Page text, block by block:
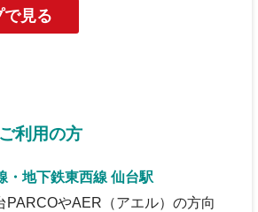
見る
利用の方
・地下鉄東西線 仙台駅
PARCOやAER（アエル）の方向